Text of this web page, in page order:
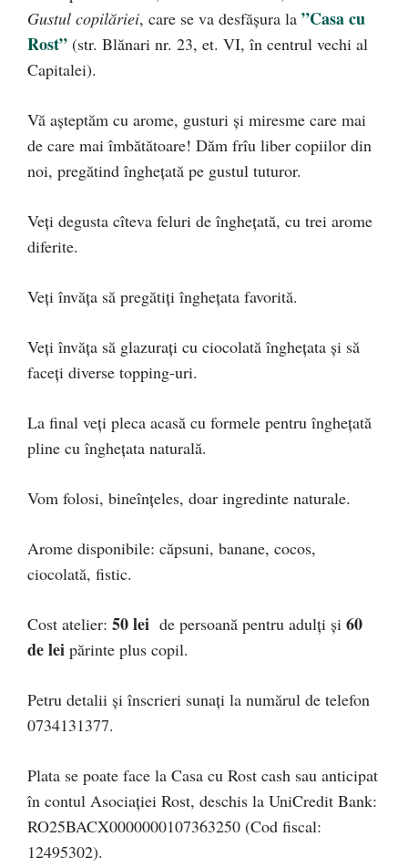
Gustul copilăriei, care se va desfășura la ”Casa cu
Rost” (str. Blănari nr. 23, et. VI, în centrul vechi al
Capitalei).
Vă așteptăm cu arome, gusturi și miresme care mai
de care mai îmbătătoare! Dăm frîu liber copiilor din
noi, pregătind înghețată pe gustul tuturor.
Veți degusta cîteva feluri de înghețată, cu trei arome
diferite.
Veți învăța să pregătiți înghețata favorită.
Veți învăța să glazurați cu ciocolată înghețata și să
faceți diverse topping-uri.
La final veți pleca acasă cu formele pentru înghețată
pline cu înghețata naturală.
Vom folosi, bineînțeles, doar ingredinte naturale.
Arome disponibile: căpsuni, banane, cocos,
ciocolată, fistic.
Cost atelier: 50 lei de persoană pentru adulți și 60
de lei părinte plus copil.
Petru detalii și înscrieri sunați la numărul de telefon
0734131377.
Plata se poate face la Casa cu Rost cash sau anticipat
în contul Asociaţiei Rost, deschis la UniCredit Bank:
RO25BACX0000000107363250 (Cod fiscal:
12495302).